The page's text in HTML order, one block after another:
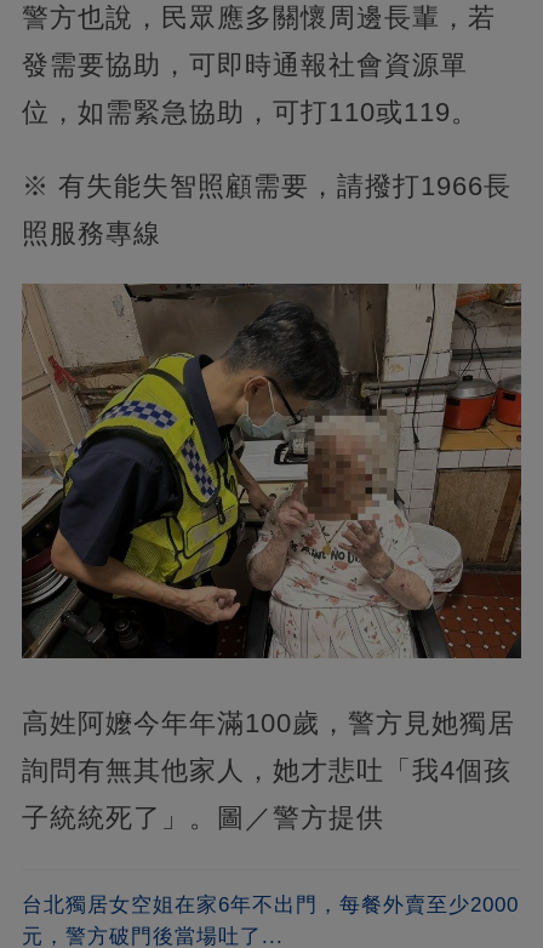
警方也說，民眾應多關懷周邊長輩，若
發需要協助，可即時通報社會資源單
位，如需緊急協助，可打110或119。
※ 有失能失智照顧需要，請撥打1966長
照服務專線
高姓阿嬤今年年滿100歲，警方見她獨居
詢問有無其他家人，她才悲吐「我4個孩
子統統死了」。圖／警方提供
台北獨居女空姐在家6年不出門，每餐外賣至少2000
元，警方破門後當場吐了...